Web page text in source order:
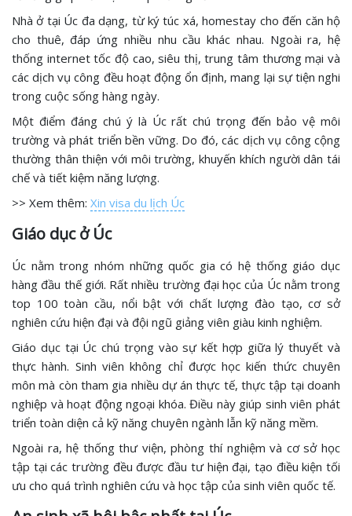
Nhà ở tại Úc đa dạng, từ ký túc xá, homestay cho đến căn hộ
cho thuê, đáp ứng nhiều nhu cầu khác nhau. Ngoài ra, hệ
thống internet tốc độ cao, siêu thị, trung tâm thương mại và
các dịch vụ công đều hoạt động ổn định, mang lại sự tiện nghi
trong cuộc sống hàng ngày.
Một điểm đáng chú ý là Úc rất chú trọng đến bảo vệ môi
trường và phát triển bền vững. Do đó, các dịch vụ công cộng
thường thân thiện với môi trường, khuyến khích người dân tái
chế và tiết kiệm năng lượng.
>> Xem thêm: Xin visa du lịch Úc
Giáo dục ở Úc
Úc nằm trong nhóm những quốc gia có hệ thống giáo dục
hàng đầu thế giới. Rất nhiều trường đại học của Úc nằm trong
top 100 toàn cầu, nổi bật với chất lượng đào tạo, cơ sở
nghiên cứu hiện đại và đội ngũ giảng viên giàu kinh nghiệm.
Giáo dục tại Úc chú trọng vào sự kết hợp giữa lý thuyết và
thực hành. Sinh viên không chỉ được học kiến thức chuyên
môn mà còn tham gia nhiều dự án thực tế, thực tập tại doanh
nghiệp và hoạt động ngoại khóa. Điều này giúp sinh viên phát
triển toàn diện cả kỹ năng chuyên ngành lẫn kỹ năng mềm.
Ngoài ra, hệ thống thư viện, phòng thí nghiệm và cơ sở học
tập tại các trường đều được đầu tư hiện đại, tạo điều kiện tối
ưu cho quá trình nghiên cứu và học tập của sinh viên quốc tế.